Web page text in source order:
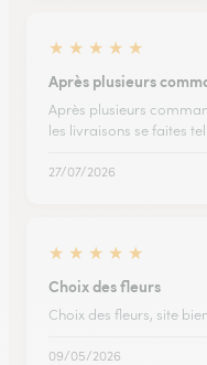
★ ★ ★ ★ ★
Après plusieurs
Après plusieurs
les livraisons se faites
27/07/2026
★ ★ ★ ★ ★
Choix des fleurs
Choix des fleurs, site
09/05/2026